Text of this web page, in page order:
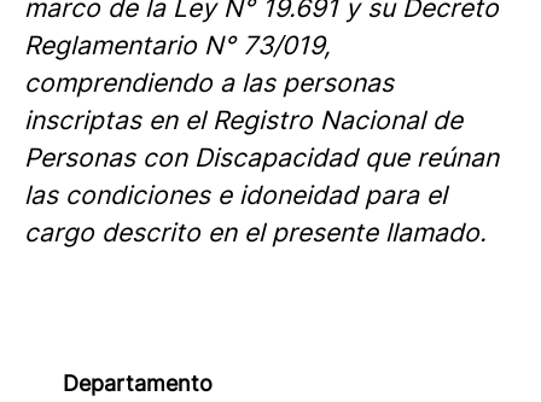
marco de la Ley N° 19.691 y su Decreto
Reglamentario N° 73/019,
comprendiendo a las personas
inscriptas en el Registro Nacional de
Personas con Discapacidad que reúnan
las condiciones e idoneidad para el
cargo descrito en el presente llamado.
Departamento